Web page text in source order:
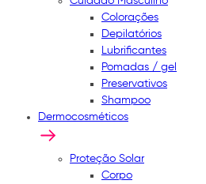
Colorações
Depilatórios
Lubrificantes
Pomadas / gel
Preservativos
Shampoo
Dermocosméticos
Proteção Solar
Corpo